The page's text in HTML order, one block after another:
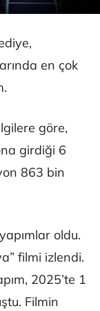
en çok
göre,
girdiği 6
863 bin
oldu.
filmi izlendi.
2025’te 1
Filmin